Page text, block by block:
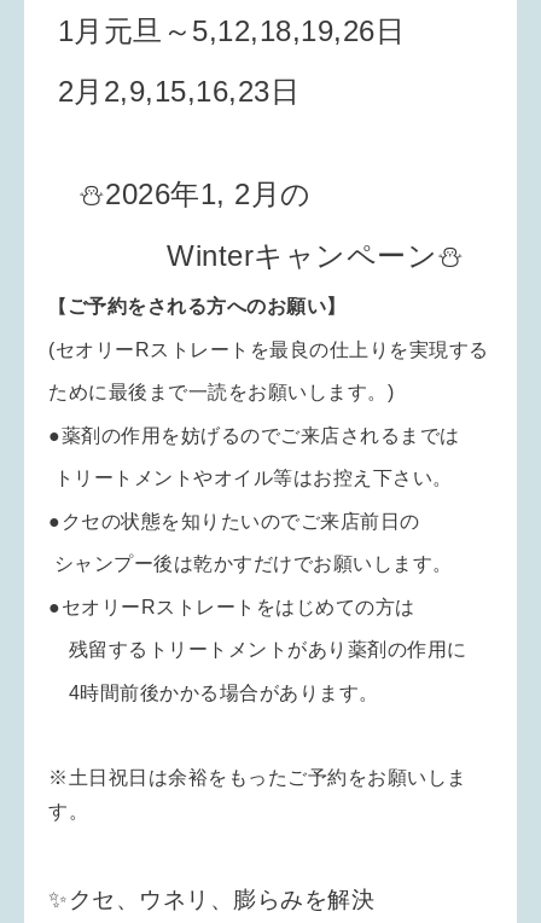
1月元旦～5,12,18,19,26日
2月2,9,15,16,23日
⛄2026年1, 2月の
Winterキャンペーン⛄
【 ご予約をされる方へのお願い】
(セオリーRストレートを最良の仕上りを実現する
ために最後まで一読をお願いします。 )
●薬剤の作用を妨げるのでご来店されるまでは
トリートメントやオイル等はお控え 下さい。
●クセの状態を知りたいのでご来店前日の
シャンプー後は乾かすだけでお願いします。
●セオリーRストレートをはじめての方は
残留するトリートメントがあり薬剤の作用に
4時間前後かかる場合があります。
※土日祝日は余裕をもったご予約をお願いしま
す。
✨クセ、ウネリ、膨らみを解決